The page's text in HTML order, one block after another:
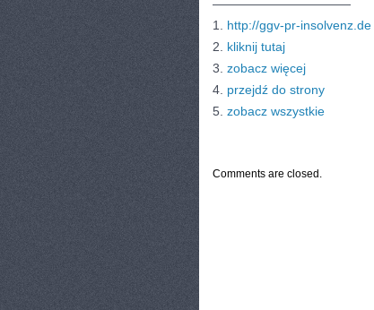
———————————
1. http://ggv-pr-insolvenz.de
2. kliknij tutaj
3. zobacz więcej
4. przejdź do strony
5. zobacz wszystkie
Comments are closed.